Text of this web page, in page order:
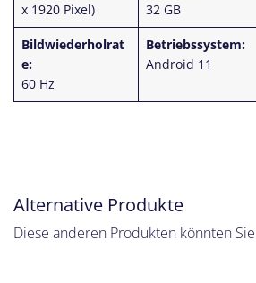
x 1920 Pixel)
32 GB
Bildwiederholrat
e:
60 Hz
Betriebssystem:
Android 11
Alternative Produkte
Diese anderen Produkten könnten